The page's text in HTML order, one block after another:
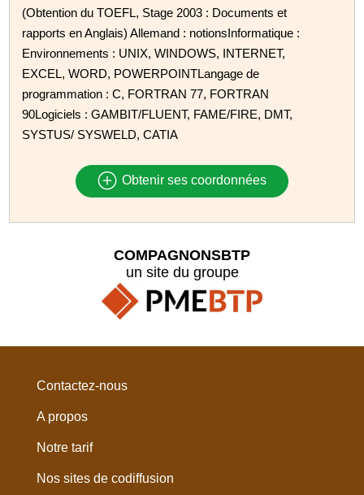
(Obtention du TOEFL, Stage 2003 : Documents et
rapports en Anglais) Allemand : notionsInformatique :
Environnements : UNIX, WINDOWS, INTERNET,
EXCEL, WORD, POWERPOINTLangage de
programmation : C, FORTRAN 77, FORTRAN
90Logiciels : GAMBIT/FLUENT, FAME/FIRE, DMT,
SYSTUS/ SYSWELD, CATIA
Obtenir ses coordonnées
COMPAGNONSBTP
un site du groupe
Contactez-nous
A propos
Notre tarif
Nos sites de codiffusion